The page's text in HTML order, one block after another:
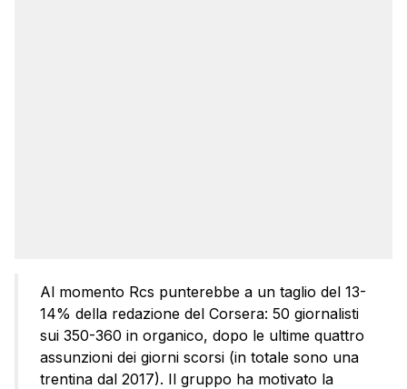
Al momento Rcs punterebbe a un taglio del 13-
14% della redazione del Corsera: 50 giornalisti
sui 350-360 in organico, dopo le ultime quattro
assunzioni dei giorni scorsi (in totale sono una
trentina dal 2017). Il gruppo ha motivato la